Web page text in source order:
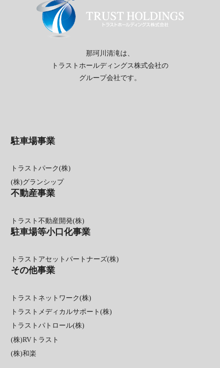
那珂川清滝は、
トラストホールディングス株式会社の
グループ会社です。
駐車場事業
トラストパーク(株)
(株)グランシップ
不動産事業
トラスト不動産開発(株)
駐車場等小口化事業
トラストアセットパートナーズ(株)
その他事業
トラストネットワーク(株)
トラストメディカルサポート(株)
トラストパトロール(株)
(株)RVトラスト
(株)和楽